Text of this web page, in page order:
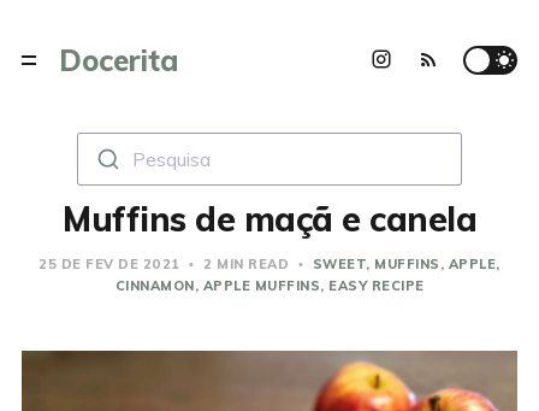
Docerita
Pesquisa
Muffins de maçã e canela
25 DE FEV DE 2021 2 MIN READ SWEET MUFFINS
APPLE
CINNAMON APPLE MUFFINS EASY RECIPE